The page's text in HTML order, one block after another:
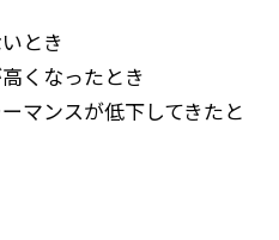
とき
くなったとき
マンスが低下してきたと